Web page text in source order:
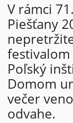
V rámci
Piešťany
Poľský
Domom
večer
odvahe.